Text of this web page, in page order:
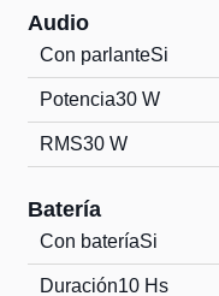
Audio
Con parlanteSi
Potencia30 W
RMS30 W
Batería
Con bateríaSi
Duración10 Hs